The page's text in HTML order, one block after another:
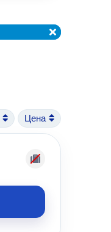
Цена